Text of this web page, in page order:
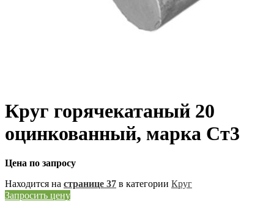
Круг горячекатаный 20
оцинкованный, марка Ст3
Цена по запросу
Находится на странице 37 в категории Круг
Запросить цену